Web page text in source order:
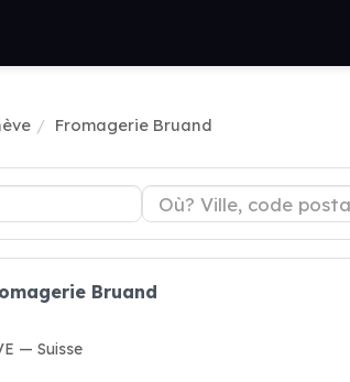
Fromagerie Bruand
Bruand
— Suisse